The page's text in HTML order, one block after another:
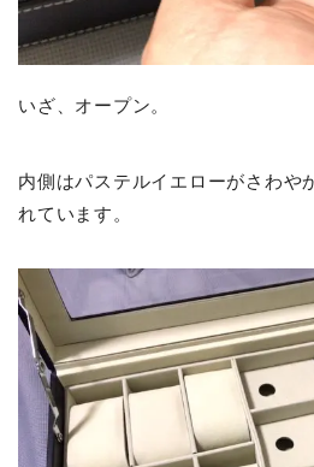
いざ、オープン。
内側はパステルイエローがさわや
れています。